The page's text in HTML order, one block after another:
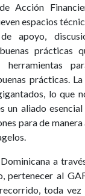
Acción
espacios
apoyo,
prácticas
herramientas
prácticas.
lo que
un aliado
para de
a
pertenecer al
toda vez